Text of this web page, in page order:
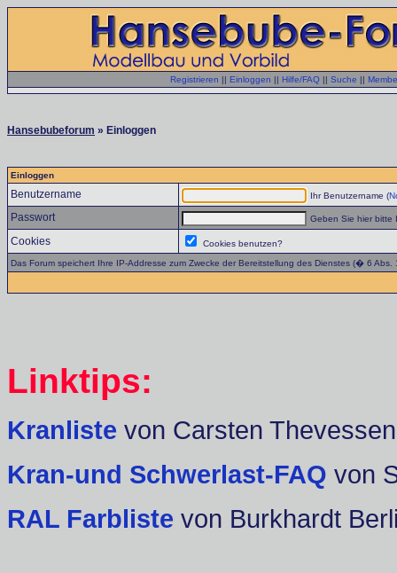
Registrieren || Einloggen || Hilfe/FAQ || Suche ||
Hansebubeforum » Einloggen
Einloggen
Benutzername Ihr Benutzername (
Passwort Geben Sie hier bitte
Cookies
Cookies benutzen?
Das Forum speichert Ihre IP-Addresse zum Zwecke der Bereitstellung des Dienstes (� 6
Linktips:
Kranliste von Carsten Thevessen
Kran-und Schwerlast-FAQ von
RAL Farbliste von Burkhardt